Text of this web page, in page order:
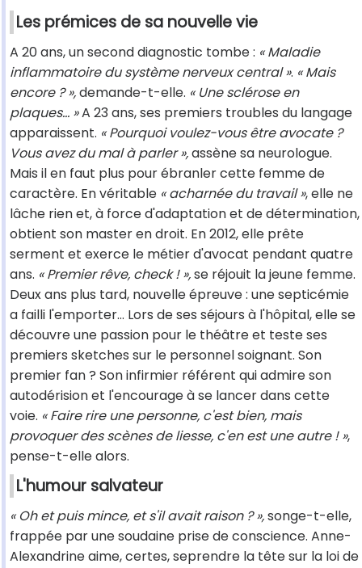
Les prémices de sa nouvelle vie
A 20 ans, un second diagnostic tombe : « Maladie
inflammatoire du système nerveux central ». « Mais
encore ? »,demande-t-elle. « Une sclérose en
plaques... »A 23 ans, ses premiers troubles du langage
apparaissent. « Pourquoi voulez-vous être avocate ?
Vous avez du mal à parler »,assène sa neurologue.
Mais il en faut plus pour ébranler cette femme de
caractère. En véritable « acharnée du travail », elle ne
lâche rien et, à force d'adaptation et de détermination,
obtient son master en droit. En 2012, elle prête
serment et exerce le métier d'avocat pendant quatre
ans. « Premier rêve, check ! »,se réjouit la jeune femme.
Deux ans plus tard, nouvelle épreuve : une septicémie
a failli l'emporter... Lors de ses séjours à l'hôpital, elle se
découvre une passion pour le théâtre et teste ses
premiers sketches sur le personnel soignant. Son
premier fan ? Son infirmier référent qui admire son
autodérision et l'encourage à se lancer dans cette
voie. « Faire rire une personne, c'est bien, mais
provoquer des scènes de liesse, c'en est une autre ! »,
pense-t-elle alors.
L'humour salvateur
« Oh et puis mince, et s'il avait raison ? »,songe-t-elle,
frappée par une soudaine prise de conscience. Anne-
Alexandrine aime, certes, seprendre la tête sur la loi de